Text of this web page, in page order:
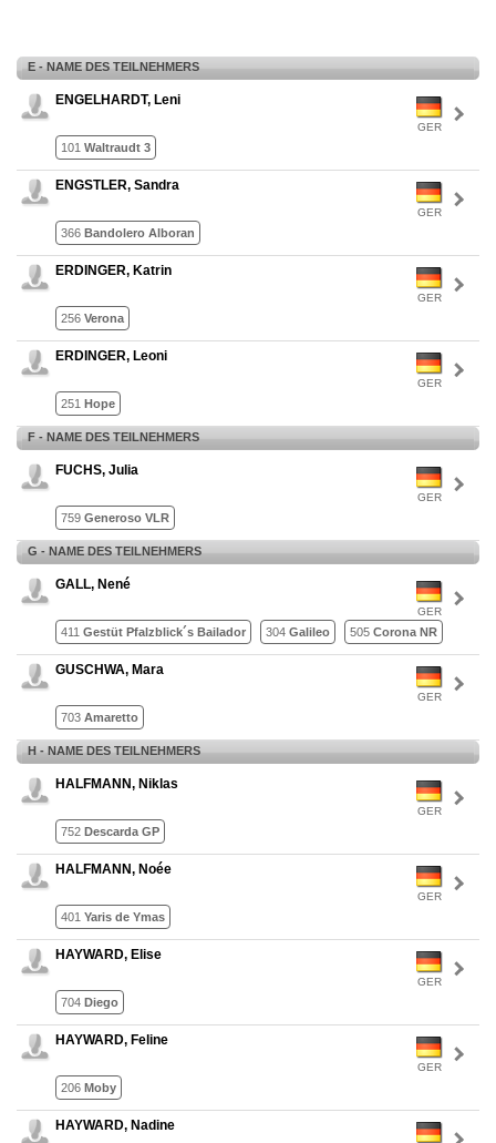
E - NAME DES TEILNEHMERS
GER
ENGELHARDT, Leni
101 Waltraudt 3
GER
ENGSTLER, Sandra
366 Bandolero Alboran
GER
ERDINGER, Katrin
256 Verona
GER
ERDINGER, Leoni
251 Hope
F - NAME DES TEILNEHMERS
GER
FUCHS, Julia
759 Generoso VLR
G - NAME DES TEILNEHMERS
GER
GALL, Nené
411 Gestüt Pfalzblick´s Bailador 304 Galileo 505 Corona NR
GER
GUSCHWA, Mara
703 Amaretto
H - NAME DES TEILNEHMERS
GER
HALFMANN, Niklas
752 Descarda GP
GER
HALFMANN, Noée
401 Yaris de Ymas
GER
HAYWARD, Elise
704 Diego
GER
HAYWARD, Feline
206 Moby
HAYWARD, Nadine